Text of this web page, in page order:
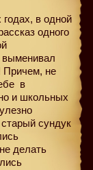
в одной
одного
выменивал
Причем, не
в
и школьных
сундук
делать